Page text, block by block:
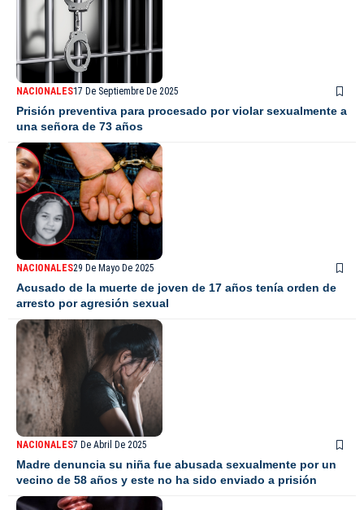
NACIONALES17 De Septiembre De 2025
Prisión preventiva para procesado por violar sexualmente a
una señora de 73 años
NACIONALES29 De Mayo De 2025
Acusado de la muerte de joven de 17 años tenía orden de
arresto por agresión sexual
NACIONALES7 De Abril De 2025
Madre denuncia su niña fue abusada sexualmente por un
vecino de 58 años y este no ha sido enviado a prisión